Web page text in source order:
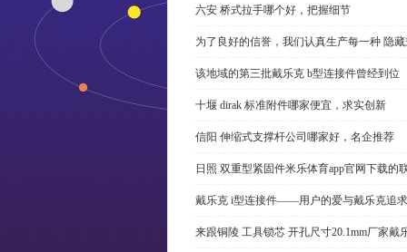
六安 桥式拉手哪个好，把握细节
为了良好的信誉，我们认真生产每一种 隐
该地域的第三批戴乐克 b型连接件曾经到位
十堰 dirak 标准附件哪家便宜，求实创新
信阳 伸缩式支撑杆公司哪家好，名企推荐
日照 双重型紧固件米乐体育app官网下载的
戴乐克 i型连接件——用户的爱与戴乐克追求
来跟铜陵 工具锁芯 开孔尺寸20.1mm厂家